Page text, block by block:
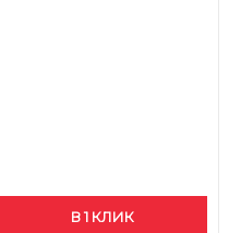
В 1 КЛИК